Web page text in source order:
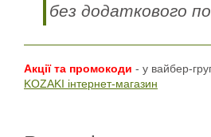
без додаткового
Акції та промокоди - у вайбер-
KOZAKI інтернет-магазин